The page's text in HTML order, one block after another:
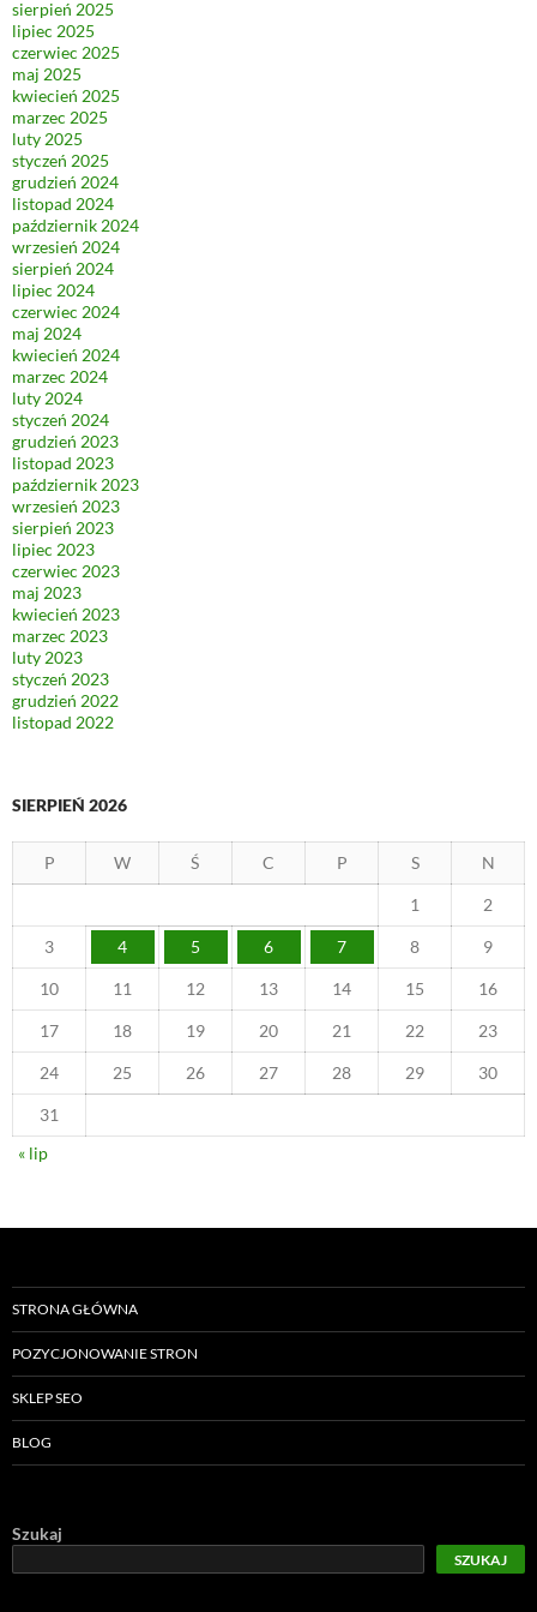
sierpień 2025
lipiec 2025
czerwiec 2025
maj 2025
kwiecień 2025
marzec 2025
luty 2025
styczeń 2025
grudzień 2024
listopad 2024
październik 2024
wrzesień 2024
sierpień 2024
lipiec 2024
czerwiec 2024
maj 2024
kwiecień 2024
marzec 2024
luty 2024
styczeń 2024
grudzień 2023
listopad 2023
październik 2023
wrzesień 2023
sierpień 2023
lipiec 2023
czerwiec 2023
maj 2023
kwiecień 2023
marzec 2023
luty 2023
styczeń 2023
grudzień 2022
listopad 2022
SIERPIEŃ 2026
P W Ś C P S N
1 2
3 4 5 6 7 8 9
10 11 12 13 14 15 16
17 18 19 20 21 22 23
24 25 26 27 28 29 30
31
« lip
STRONA GŁÓWNA
POZYCJONOWANIE STRON
SKLEP SEO
BLOG
Szukaj
SZUKAJ